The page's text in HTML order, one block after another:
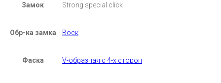
Замок Strong special click
Обр-ка замка Воск
Фаска V-образная с 4-х сторон